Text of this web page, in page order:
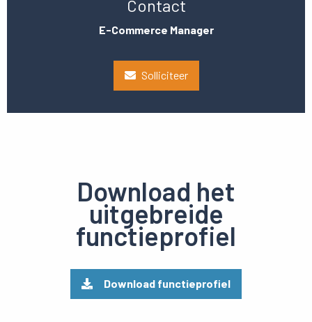
Contact
E-Commerce Manager
Solliciteer
Download het
uitgebreide
functieprofiel
Download functieprofiel